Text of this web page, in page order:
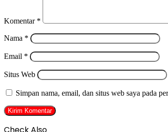
Komentar *
Nama *
Email *
Situs Web
Simpan nama, email, dan situs web saya pada